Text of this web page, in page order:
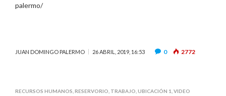
palermo/
JUAN DOMINGO PALERMO 26 ABRIL, 2019, 16:53 0 2772
RECURSOS HUMANOS RESERVORIO TRABAJO UBICACIÓN 1 VIDEO